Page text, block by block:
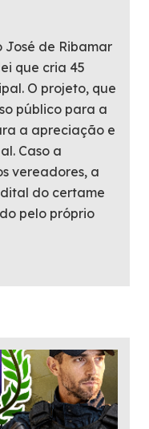
José de Ribamar
que cria 45
O projeto, que
público para a
a apreciação e
Caso a
vereadores, a
do certame
pelo próprio